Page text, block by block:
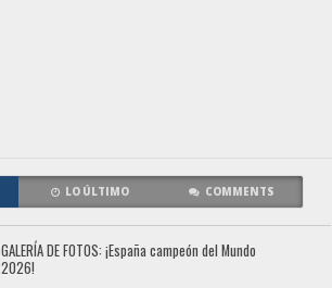
LO ÚLTIMO COMMENTS
GALERÍA DE FOTOS: ¡España campeón del Mundo
2026!